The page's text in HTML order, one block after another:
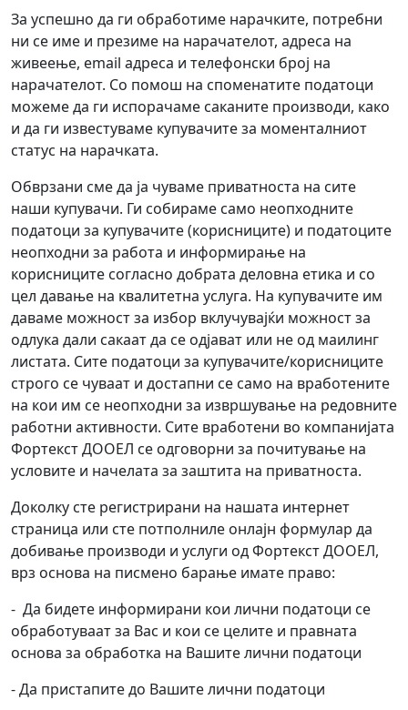
За успешно да ги обработиме нарачките, потребни
ни се име и презиме на нарачателот, адреса на
живеење, email адреса и телефонски број на
нарачателот. Со помош на споменатите податоци
можеме да ги испорачаме саканите производи, како
и да ги известуваме купувачите за моменталниот
статус на нарачката.
Обврзани сме да ја чуваме приватноста на сите
наши купувачи. Ги собираме само неопходните
податоци за купувачите (корисниците) и податоците
неопходни за работа и информирање на
корисниците согласно добрата деловна етика и со
цел давање на квалитетна услуга. На купувачите им
даваме можност за избор вклучувајќи можност за
одлука дали сакаат да се одјават или не од маилинг
листата. Сите податоци за купувачите/корисниците
строго се чуваат и достапни се само на вработените
на кои им се неопходни за извршување на редовните
работни активности. Сите вработени во компанијата
Фортекст ДООЕЛ се одговорни за почитување на
условите и начелата за заштита на приватноста.
Доколку сте регистрирани на нашата интернет
страница или сте потполниле онлајн формулар да
добивање производи и услуги од Фортекст ДООЕЛ,
врз основа на писмено барање имате право:
- Да бидете информирани кои лични податоци се
обработуваат за Вас и кои се целите и правната
основа за обработка на Вашите лични податоци
- Да пристапите до Вашите лични податоци